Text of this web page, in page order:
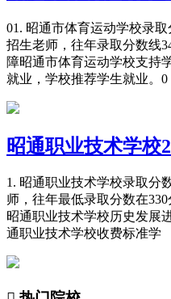
01. 昭通市体育运动学校录
招生老师，往年录取分数线
障昭通市体育运动学校支持
就业，学校推荐学生就业。0
昭通职业技术学校
1. 昭通职业技术学校录取分
师，往年最低录取分数在
昭通职业技术学校历史发展
通职业技术学校收费标准学